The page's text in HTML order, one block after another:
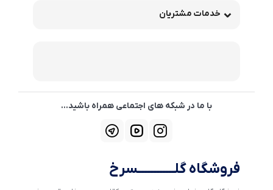
خدمات مشتریان
با ما در شبکه های اجتماعی همراه باشید...
فروشگاه گلــــــــــــسرخ